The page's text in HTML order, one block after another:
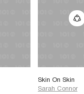
Skin On Skin
Sarah Connor